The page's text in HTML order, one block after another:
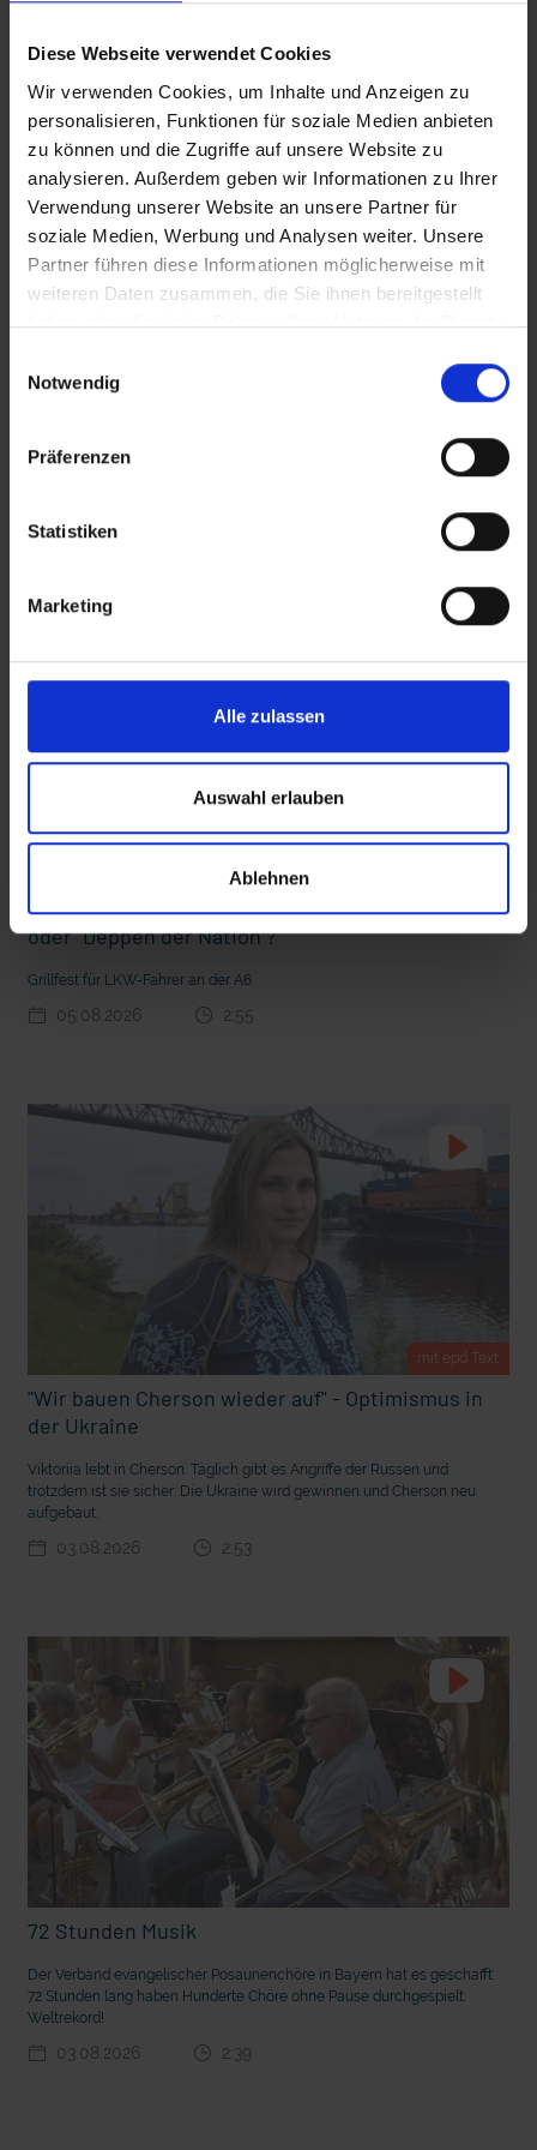
Diese Webseite verwendet Cookies
Wir verwenden Cookies, um Inhalte und Anzeigen zu
personalisieren, Funktionen für soziale Medien anbieten
zu können und die Zugriffe auf unsere Website zu
analysieren. Außerdem geben wir Informationen zu Ihrer
Verwendung unserer Website an unsere Partner für
soziale Medien, Werbung und Analysen weiter. Unsere
Partner führen diese Informationen möglicherweise mit
weiteren Daten zusammen, die Sie ihnen bereitgestellt
haben oder die sie im Rahmen Ihrer Nutzung der Dienste
Notwendig
Präferenzen
Statistiken
Marketing
Alle zulassen
Auswahl erlauben
Ablehnen
In Sicherheit in Deutschland, in Gedanken im Krieg
Ernstfall Nachhaltige Geldanlage: Rendite mit gutem Gewissen?
Ostern erleben wie vor 2000 Jahren in Jerusalem
deutsche Sprache? Vorhang auf für Kinderzirkus Giovanni
CLEAN_Militärseelsorger_epd
Zusätzliches Material
Bilder
SRT-Untertitel
Diese Beiträge könnten Sie auch
Seelsorge für Trucker: "Könige der Landstraße"
oder "Deppen der Nation"?
Grillfest für LKW-Fahrer an der A6
05.08.2026 2:55
mit epd Text
"Wir bauen Cherson wieder auf" - Optimismus in
der Ukraine
Viktoriia lebt in Cherson. Täglich gibt es Angriffe der Russen und
trotzdem ist sie sicher: Die Ukraine wird gewinnen und Cherson neu
aufgebaut.
03.08.2026 2:53
72 Stunden Musik
Der Verband evangelischer Posaunenchöre in Bayern hat es geschafft:
72 Stunden lang haben Hunderte Chöre ohne Pause durchgespielt:
Weltrekord!
03.08.2026 2:39